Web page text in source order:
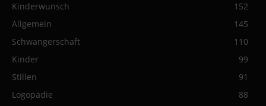
Kinderwunsch
152
Allgemein
145
Schwangerschaft
110
Kinder
99
Stillen
91
Logopädie
88